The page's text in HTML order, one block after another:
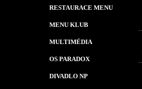
RESTAURACE MENU
MENU KLUB
MULTIMÉDIA
OS PARADOX
DIVADLO NP